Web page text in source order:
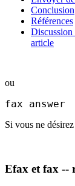
Conclusion
Références
Discussion
article
ou
fax answer
Si vous ne
Efax et fax --